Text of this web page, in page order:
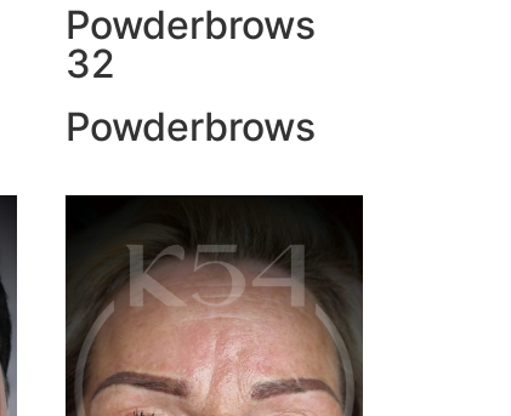
Powderbrows
32
Powderbrows